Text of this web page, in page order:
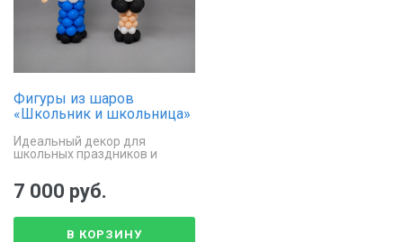
Фигуры из шаров
«Школьник и школьница»
Идеальный декор для
школьных праздников и
7 000 руб.
В КОРЗИНУ